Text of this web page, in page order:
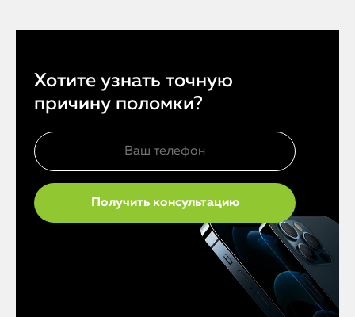
Хотите узнать точную
причину поломки?